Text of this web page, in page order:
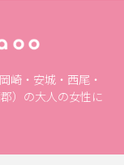
崎・安城・西尾・
）の大人の女性に